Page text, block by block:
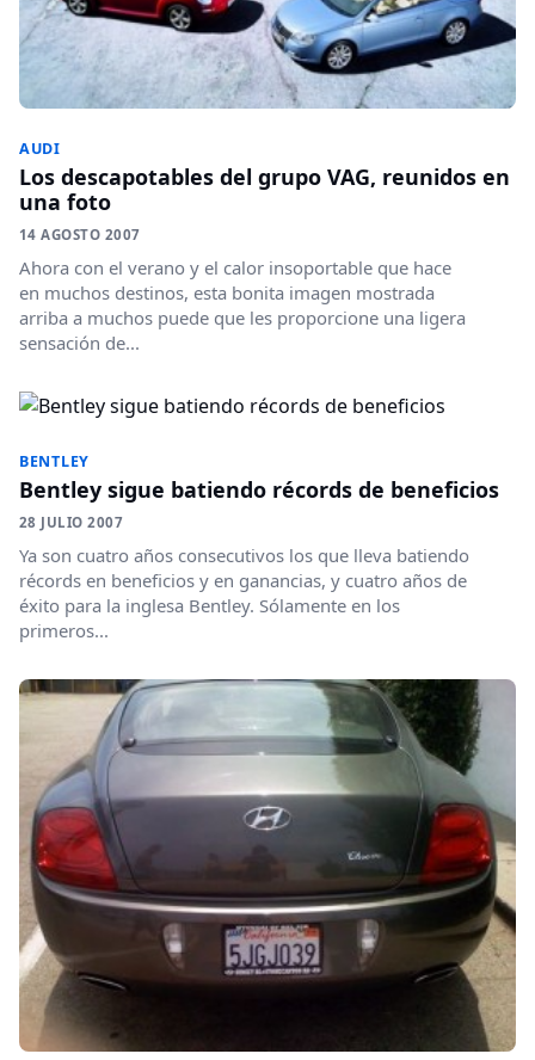
AUDI
Los descapotables del grupo VAG, reunidos en
una foto
14 AGOSTO 2007
Ahora con el verano y el calor insoportable que hace
en muchos destinos, esta bonita imagen mostrada
arriba a muchos puede que les proporcione una ligera
sensación de...
BENTLEY
Bentley sigue batiendo récords de beneficios
28 JULIO 2007
Ya son cuatro años consecutivos los que lleva batiendo
récords en beneficios y en ganancias, y cuatro años de
éxito para la inglesa Bentley. Sólamente en los
primeros...